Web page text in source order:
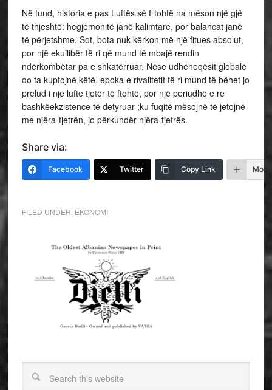
Në fund, historia e pas Luftës së Ftohtë na mëson një gjë
të thjeshtë: hegjemonitë janë kalimtare, por balancat janë
të përjetshme. Sot, bota nuk kërkon më një fitues absolut,
por një ekuilibër të ri që mund të mbajë rendin
ndërkombëtar pa e shkatërruar. Nëse udhëheqësit globalë
do ta kuptojnë këtë, epoka e rivalitetit të ri mund të bëhet jo
prelud i një lufte tjetër të ftohtë, por një periudhë e re
bashkëekzistence të detyruar ;ku fuqitë mësojnë të jetojnë
me njëra-tjetrën, jo përkundër njëra-tjetrës.
Share via:
Facebook Twitter Copy Link More
FILED UNDER: EKONOMI